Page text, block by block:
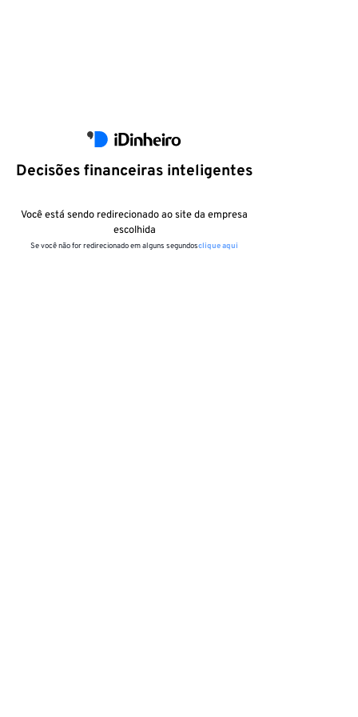
Decisões financeiras inteligentes
Você está sendo redirecionado ao site da empresa
escolhida
Se você não for redirecionado em alguns segundosclique aqui